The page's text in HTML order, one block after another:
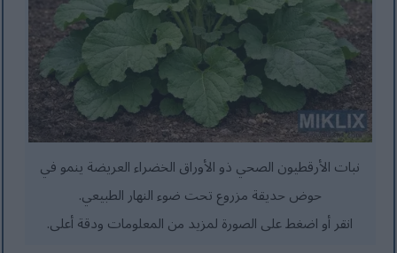
نبات الأرقطيون الصحي ذو الأوراق الخضراء العريضة ينمو في
حوض حديقة مزروع تحت ضوء النهار الطبيعي.
انقر أو اضغط على الصورة لمزيد من المعلومات ودقة أعلى.